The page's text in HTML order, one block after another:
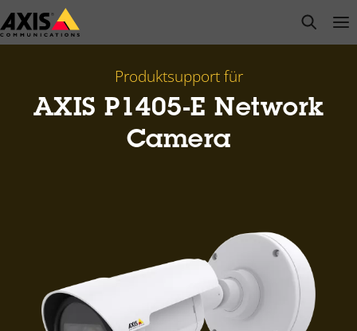
Zum
Hauptinhalt
open
Produktsupport für
AXIS P1405-E Network
Camera